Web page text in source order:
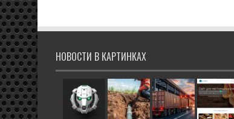
НОВОСТИ В КАРТИНКАХ